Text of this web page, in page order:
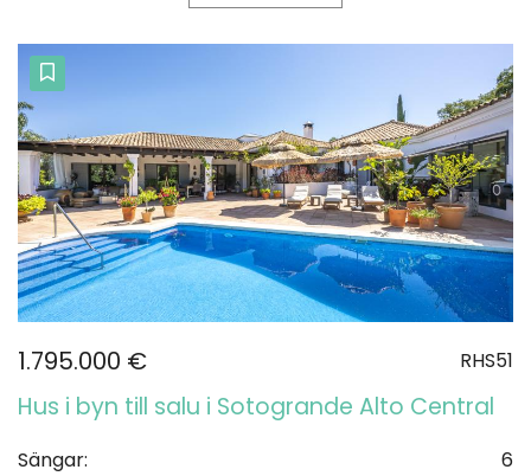
1.795.000 € RHS51
Hus i byn till salu i Sotogrande Alto Central
Sängar:
6